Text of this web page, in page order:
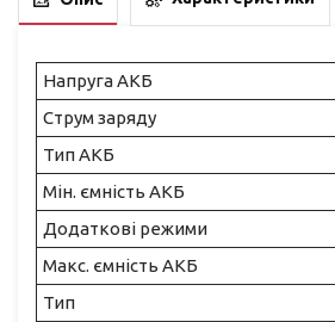
Напруга АКБ
Струм заряду
Тип АКБ
Мін. ємність АКБ
Додаткові режими
Макс. ємність АКБ
Тип